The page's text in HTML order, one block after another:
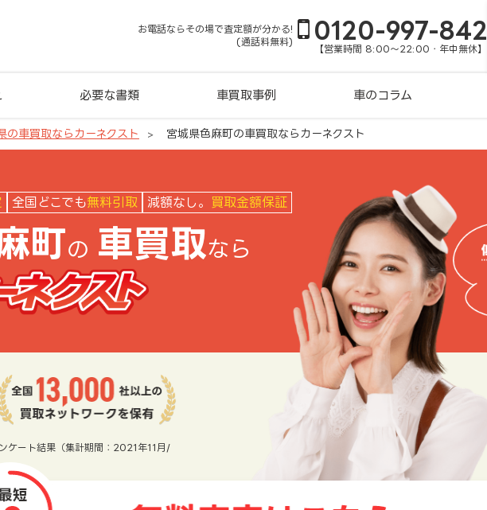
お電話ならその場で査定額が分かる!
(通話料無料)
0120-997-842
【営業時間 8:00～22:00・年中無休】
必要な書類 車買取事例 車のコラム
の車買取ならカーネクスト 宮城県色麻町の車買取ならカーネクスト
全国どこでも無料引取 減額なし。 買取金額保証
町の 車買取なら
ケート結果（集計期間：2021年11月/